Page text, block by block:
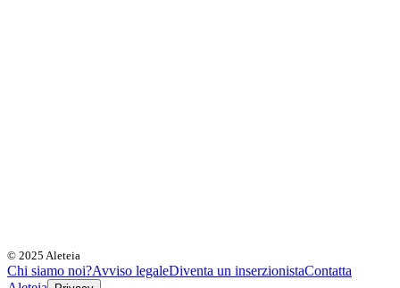
© 2025 Aleteia
Chi siamo noi?Avviso legaleDiventa un inserzionistaContatta